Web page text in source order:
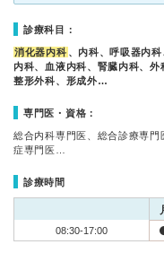
診療科目：
消化器内科 、内科、呼吸器内
内科、血液内科、腎臓内科、外
整形外科、形成外…
専門医・資格：
総合内科専門医、総合診療専
症専門医…
診療時間
08:30-17:00